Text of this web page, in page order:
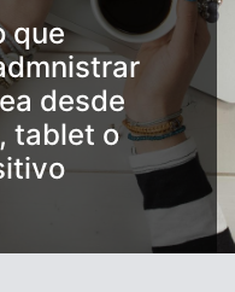
que
desde
tablet o